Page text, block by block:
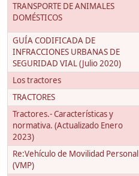
TRANSPORTE DE ANIMALES
DOMÉSTICOS
GUÍA CODIFICADA DE
INFRACCIONES URBANAS DE
SEGURIDAD VIAL (Julio 2020)
Los tractores
TRACTORES
Tractores.- Características y
normativa. (Actualizado Enero
2023)
Re:Vehículo de Movilidad Personal
(VMP)